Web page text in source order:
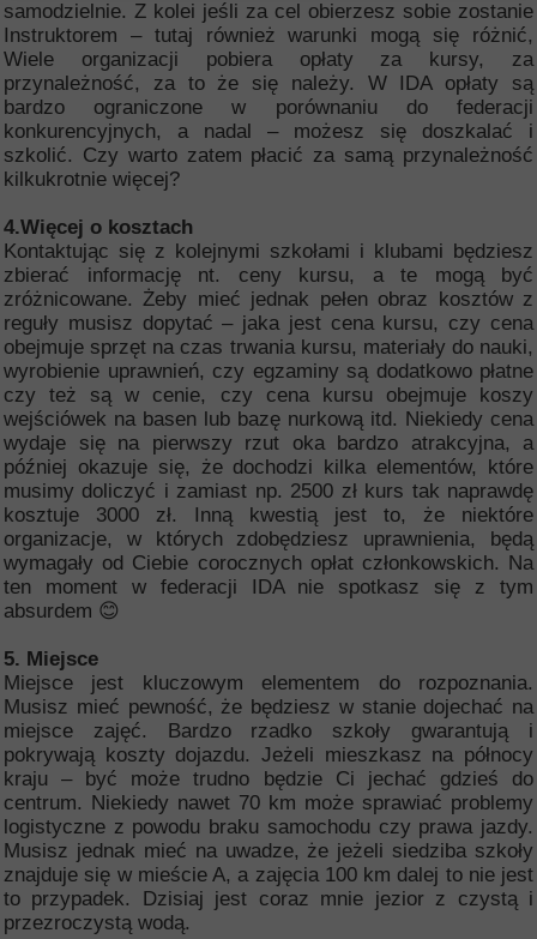
samodzielnie. Z kolei jeśli za cel obierzesz sobie zostanie
Instruktorem – tutaj również warunki mogą się różnić,
Wiele organizacji pobiera opłaty za kursy, za
przynależność, za to że się należy. W IDA opłaty są
bardzo ograniczone w porównaniu do federacji
konkurencyjnych, a nadal – możesz się doszkalać i
szkolić. Czy warto zatem płacić za samą przynależność
kilkukrotnie więcej?
4.Więcej o kosztach
Kontaktując się z kolejnymi szkołami i klubami będziesz
zbierać informację nt. ceny kursu, a te mogą być
zróżnicowane. Żeby mieć jednak pełen obraz kosztów z
reguły musisz dopytać – jaka jest cena kursu, czy cena
obejmuje sprzęt na czas trwania kursu, materiały do nauki,
wyrobienie uprawnień, czy egzaminy są dodatkowo płatne
czy też są w cenie, czy cena kursu obejmuje koszy
wejściówek na basen lub bazę nurkową itd. Niekiedy cena
wydaje się na pierwszy rzut oka bardzo atrakcyjna, a
później okazuje się, że dochodzi kilka elementów, które
musimy doliczyć i zamiast np. 2500 zł kurs tak naprawdę
kosztuje 3000 zł. Inną kwestią jest to, że niektóre
organizacje, w których zdobędziesz uprawnienia, będą
wymagały od Ciebie corocznych opłat członkowskich. Na
ten moment w federacji IDA nie spotkasz się z tym
absurdem 😊
5. Miejsce
Miejsce jest kluczowym elementem do rozpoznania.
Musisz mieć pewność, że będziesz w stanie dojechać na
miejsce zajęć. Bardzo rzadko szkoły gwarantują i
pokrywają koszty dojazdu. Jeżeli mieszkasz na północy
kraju – być może trudno będzie Ci jechać gdzieś do
centrum. Niekiedy nawet 70 km może sprawiać problemy
logistyczne z powodu braku samochodu czy prawa jazdy.
Musisz jednak mieć na uwadze, że jeżeli siedziba szkoły
znajduje się w mieście A, a zajęcia 100 km dalej to nie jest
to przypadek. Dzisiaj jest coraz mnie jezior z czystą i
przezroczystą wodą.